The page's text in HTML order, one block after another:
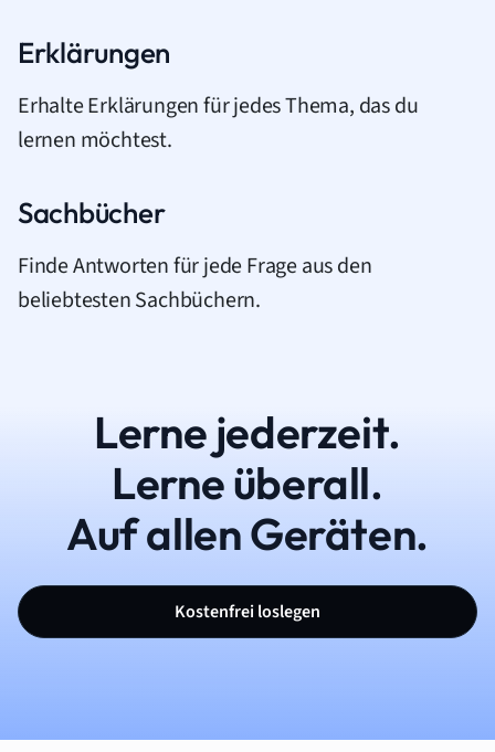
Erklärungen
Erhalte Erklärungen für jedes Thema, das du
lernen möchtest.
Sachbücher
Finde Antworten für jede Frage aus den
beliebtesten Sachbüchern.
Lerne jederzeit.
Lerne überall.
Auf allen Geräten.
Kostenfrei loslegen